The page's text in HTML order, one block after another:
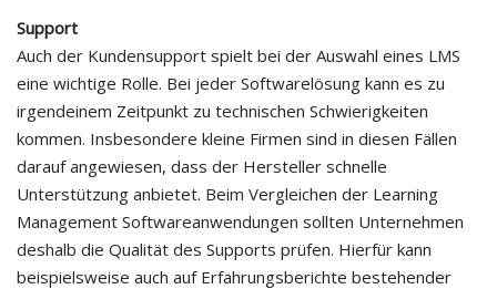
Support
Auch der Kundensupport spielt bei der Auswahl eines LMS
eine wichtige Rolle. Bei jeder Softwarelösung kann es zu
irgendeinem Zeitpunkt zu technischen Schwierigkeiten
kommen. Insbesondere kleine Firmen sind in diesen Fällen
darauf angewiesen, dass der Hersteller schnelle
Unterstützung anbietet. Beim Vergleichen der Learning
Management Softwareanwendungen sollten Unternehmen
deshalb die Qualität des Supports prüfen. Hierfür kann
beispielsweise auch auf Erfahrungsberichte bestehender